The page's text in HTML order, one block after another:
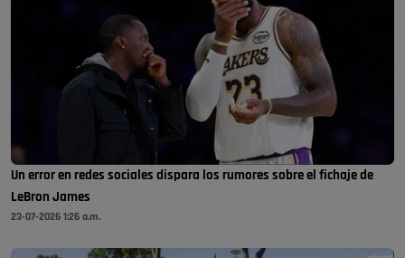
Un error en redes sociales dispara los rumores sobre el fichaje de
LeBron James
23-07-2026 1:26 a.m.